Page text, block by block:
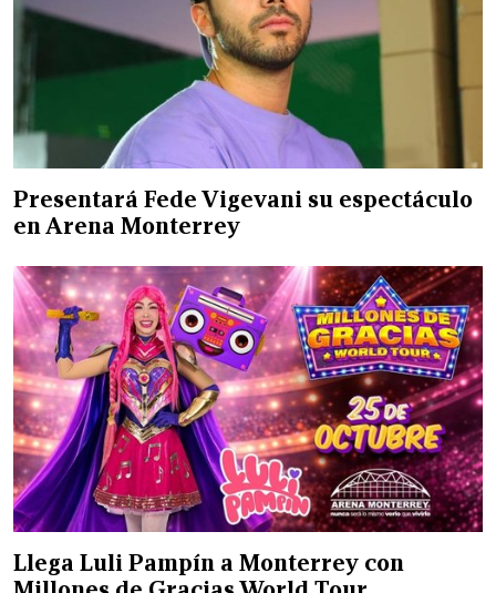
Presentará Fede Vigevani su espectáculo
en Arena Monterrey
Llega Luli Pampín a Monterrey con